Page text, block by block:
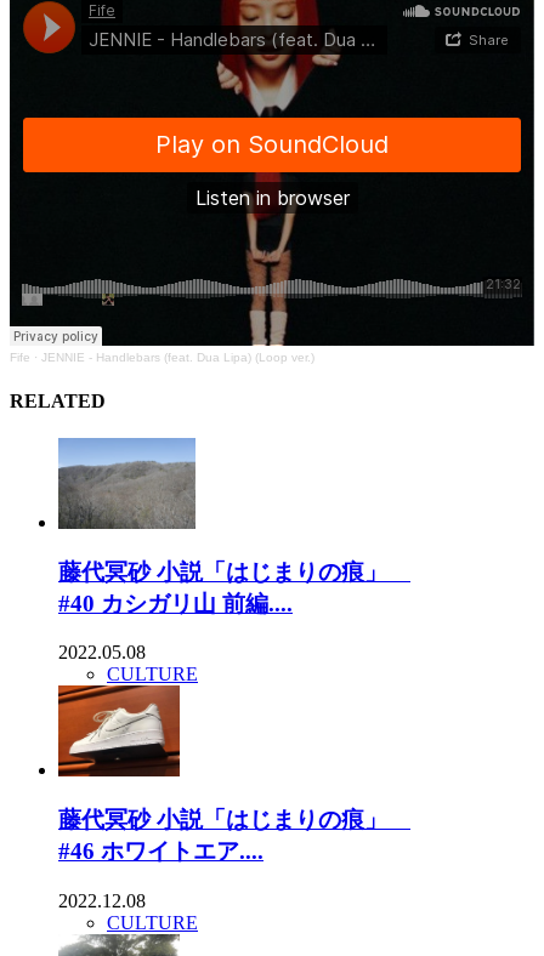
Fife · JENNIE - Handlebars (feat. Dua Lipa) (Loop ver.)
RELATED
藤代冥砂 小説「はじまりの痕」
#40 カシガリ山 前編....
2022.05.08
CULTURE
藤代冥砂 小説「はじまりの痕」
#46 ホワイトエア....
2022.12.08
CULTURE